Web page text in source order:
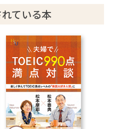
アウトプットにも時
る語学レベルはそれ
でも到達できる
「無限」である
」を目指すのか
力」から「クリエイ
ている本